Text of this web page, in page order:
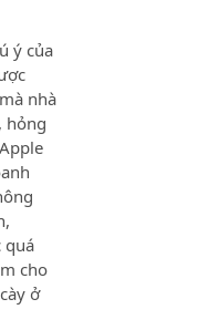
ý của
nhà
hỏng
quá
cho
ở